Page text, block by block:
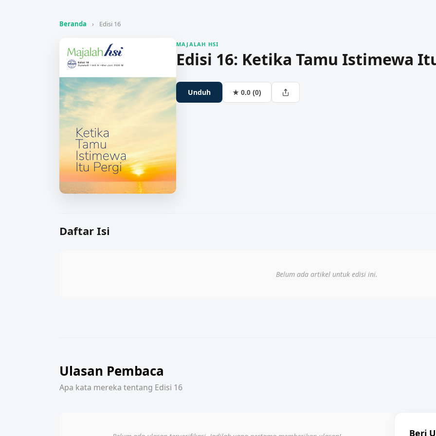
Beranda › Edisi 16
MAJALAH HSI
Edisi 16: Ketika Tamu Istimewa
Unduh ★ 0.0 (0)
Daftar Isi
Belum ada artikel untuk edisi ini.
Ulasan Pembaca
Apa kata mereka tentang Edisi 16
Beri